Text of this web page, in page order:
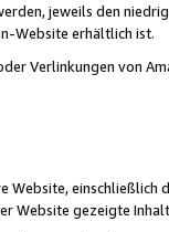
jeweils den
Website erhältlich ist.
Verlinkungen von
Website gezeigte